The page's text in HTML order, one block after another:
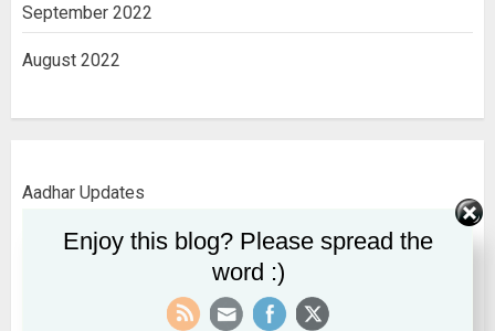
September 2022
August 2022
Aadhar Updates
AADHAR UPDATES
Enjoy this blog? Please spread the
word :)